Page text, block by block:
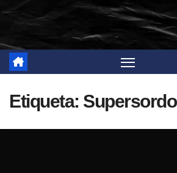
Etiqueta: Supersordo